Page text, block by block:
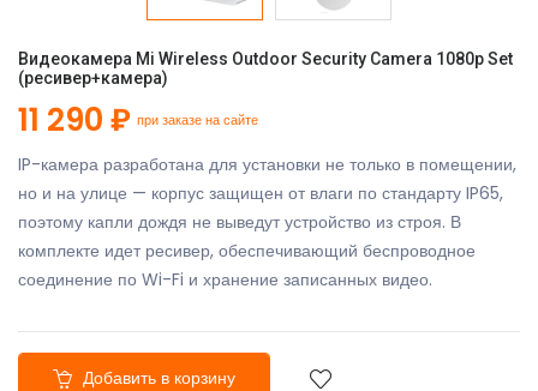
Видеокамера Mi Wireless Outdoor Security Camera 1080p Set
(ресивер+камера)
11 290 ₽ при заказе на сайте
IP-камера разработана для установки не только в помещении,
но и на улице — корпус защищен от влаги по стандарту IP65,
поэтому капли дождя не выведут устройство из строя. В
комплекте идет ресивер, обеспечивающий беспроводное
соединение по Wi-Fi и хранение записанных видео.
Добавить в корзину